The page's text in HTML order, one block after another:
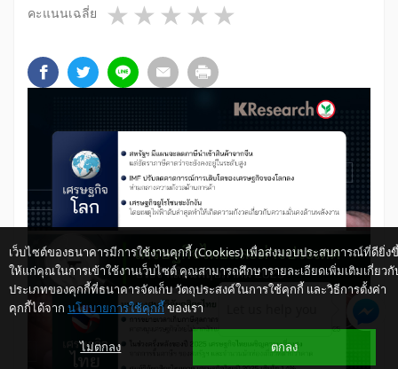
คะแนนเฉลี่ย 4 stars
3 stars
2 stars
1 star
เว็บไซต์ของธนาคารมีการใช้งานคุกกี้ (Cookies) เพื่อส่งมอบประสบการณ์ที่ดียิ่ง
ให้แก่คุณในการเข้าใช้งานเว็บไซต์ คุณสามารถศึกษารายละเอียดเพิ่มเติมเกี่ยวกั
ประเภทของคุกกี้ที่ธนาคารจัดเก็บ วัตถุประสงค์ในการใช้คุกกี้ และวิธีการตั้งค่า
คุกกี้ได้จาก นโยบายการใช้คุกกี้ของเรา
ไม่ตกลง ตกลง